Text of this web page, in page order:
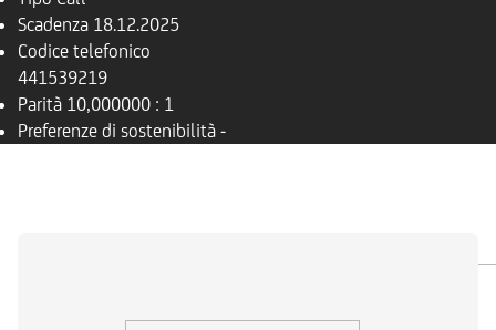
Scadenza 18.12.2025
Codice telefonico
441539219
Parità 10,000000 : 1
Preferenze di sostenibilità -